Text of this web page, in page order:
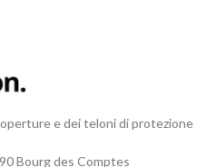
e dei teloni di protezione
Bourg des Comptes